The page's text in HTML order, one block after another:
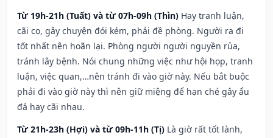
Từ 19h-21h (Tuất) và từ 07h-09h (Thìn) Hay tranh luận,
cãi cọ, gây chuyện đói kém, phải đề phòng. Người ra đi
tốt nhất nên hoãn lại. Phòng người người nguyền rủa,
tránh lây bệnh. Nói chung những việc như hội họp, tranh
luận, việc quan,…nên tránh đi vào giờ này. Nếu bắt buộc
phải đi vào giờ này thì nên giữ miệng để hạn ché gây ẩu
đả hay cãi nhau.
Từ 21h-23h (Hợi) và từ 09h-11h (Tị) Là giờ rất tốt lành,